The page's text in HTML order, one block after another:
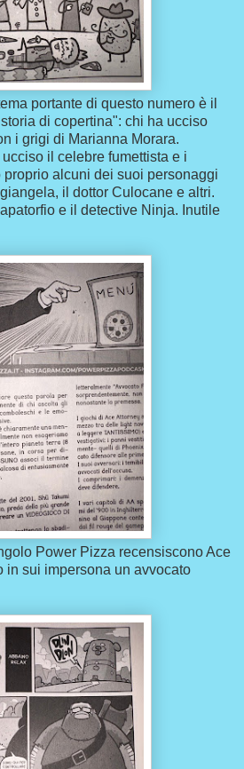
portante di questo numero è il
di copertina": chi ha ucciso
i grigi di Marianna Morara.
il celebre fumettista e i
alcuni dei suoi personaggi
il dottor Culocane e altri.
e il detective Ninja. Inutile
Power Pizza recensiscono Ace
in sui impersona un avvocato